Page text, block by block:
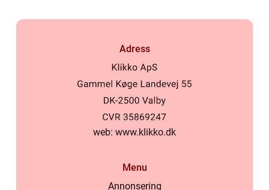
Adress
web: www.klikko.dk
Menu
Annonsering